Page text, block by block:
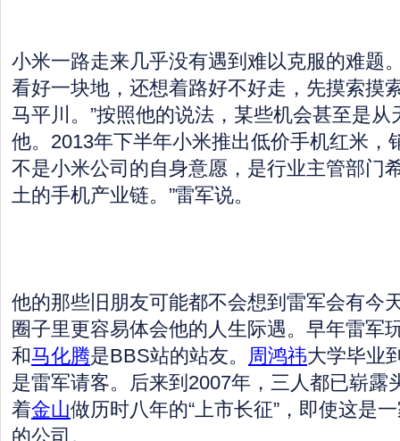
小米一路走来几乎没有遇到难以克服的难题
看好一块地，还想着路好不好走，先摸索摸
马平川。”按照他的说法，某些机会甚至是
他。2013年下半年小米推出低价手机红米，
不是小米公司的自身意愿，是行业主管部门
土的手机产业链。”雷军说。
他的那些旧朋友可能都不会想到雷军会有今
圈子里更容易体会他的人生际遇。早年雷军
和马化腾是BBS站的站友。 周鸿祎大学毕业
是雷军请客。后来到2007年，三人都已崭露
着金山做历时八年的“上市长征”，即使这是
的公司。